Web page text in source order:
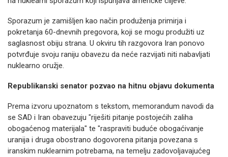
Sporazum je zamišljen kao način produženja primirja i
pokretanja 60-dnevnih pregovora, koji se mogu produžiti uz
saglasnost obiju strana. U okviru tih razgovora Iran ponovo
potvrđuje svoju raniju obavezu da neće razvijati niti nabavljati
nuklearno oružje.
Republikanski senator pozvao na hitnu objavu dokumenta
Prema izvoru upoznatom s tekstom, memorandum navodi da
se SAD i Iran obavezuju "riješiti pitanje postojećih zaliha
obogaćenog materijala" te "raspraviti buduće obogaćivanje
uranija i druga obostrano dogovorena pitanja povezana s
iranskim nuklearnim potrebama, na temelju zadovoljavajućeg